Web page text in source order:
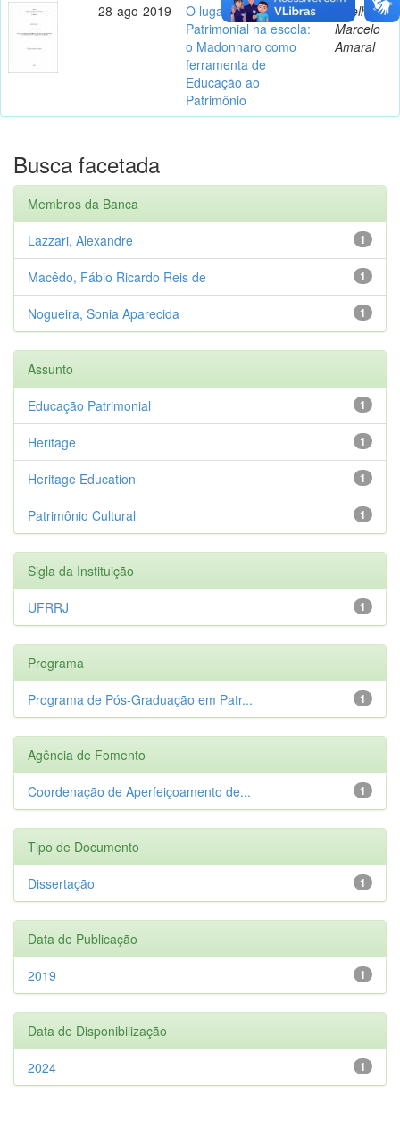
28-ago-2019
O lugar da Educação
Patrimonial na escola:
o Madonnaro como
ferramenta de
Educação ao
Patrimônio
Coelho,
Marcelo
Amaral
Busca facetada
Membros da Banca
1
Lazzari, Alexandre
1
Macêdo, Fábio Ricardo Reis de
1
Nogueira, Sonia Aparecida
Assunto
1
Educação Patrimonial
1
Heritage
1
Heritage Education
1
Patrimônio Cultural
Sigla da Instituição
1
UFRRJ
Programa
1
Programa de Pós-Graduação em Patr...
Agência de Fomento
1
Coordenação de Aperfeiçoamento de...
Tipo de Documento
1
Dissertação
Data de Publicação
1
2019
Data de Disponibilização
1
2024